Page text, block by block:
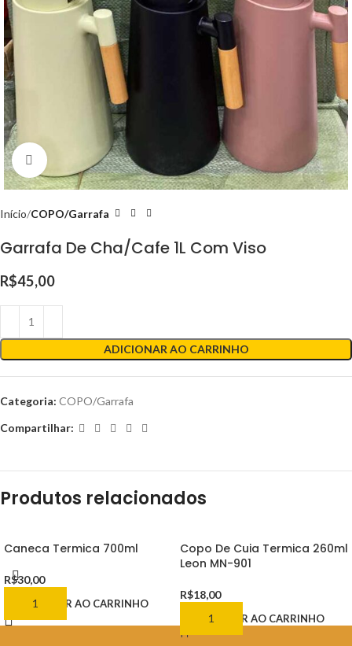
Clique para ampliar
Início COPO/Garrafa
Garrafa De Cha/Cafe 1L Com Viso
R$45,00
ADICIONAR AO CARRINHO
Categoria: COPO/Garrafa
Compartilhar:
Produtos relacionados
Caneca Termica 700ml
R$30,00
ADICIONAR AO CARRINHO
Copo De Cuia Termica 260ml
Leon MN-901
R$18,00
ADICIONAR AO CARRINHO